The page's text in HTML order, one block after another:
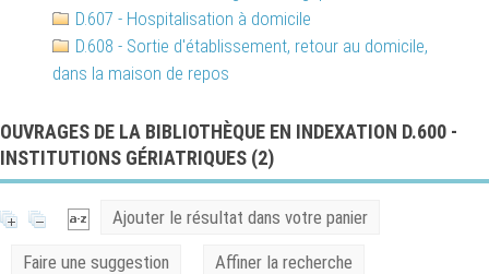
D.607 - Hospitalisation à domicile
D.608 - Sortie d'établissement, retour au domicile,
dans la maison de repos
OUVRAGES DE LA BIBLIOTHÈQUE EN INDEXATION D.600 -
INSTITUTIONS GÉRIATRIQUES (2)
Ajouter le résultat dans votre panier
Faire une suggestion Affiner la recherche